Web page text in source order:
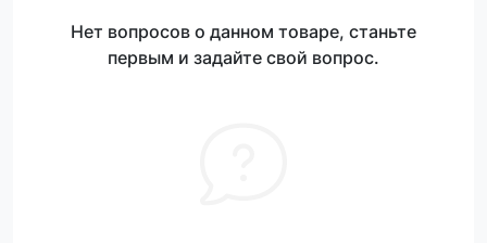
Нет вопросов о данном товаре, станьте
первым и задайте свой вопрос.